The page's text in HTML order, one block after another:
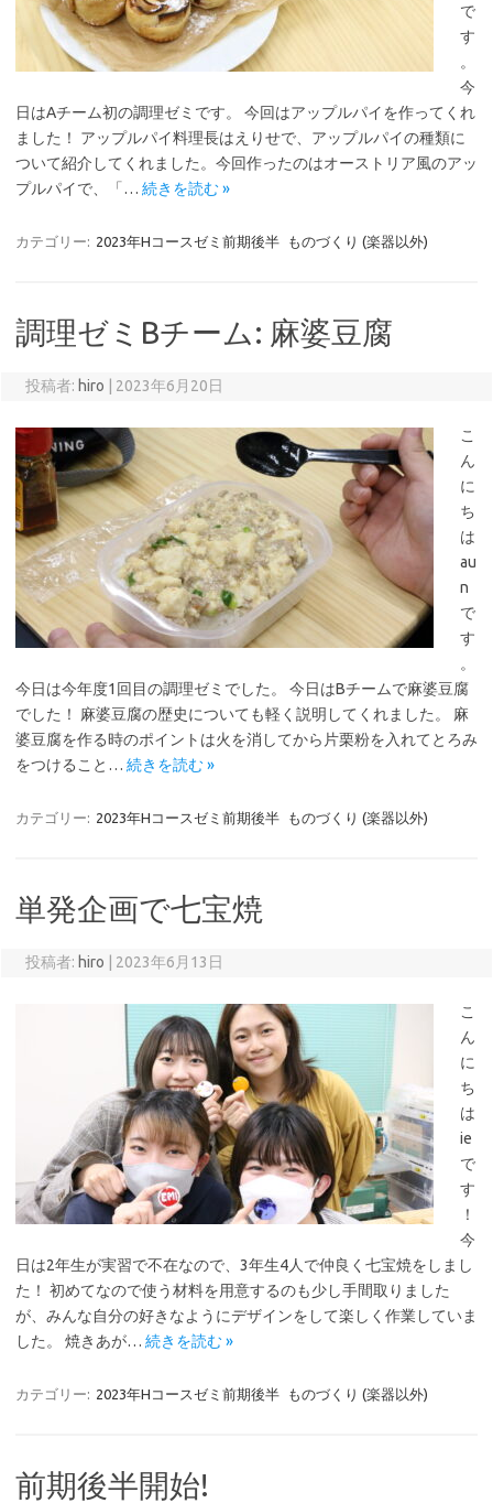
で
す
。
今
日はAチーム初の調理ゼミです。 今回はアップルパイを作ってくれ
ました！ アップルパイ料理長はえりせで、アップルパイの種類に
ついて紹介してくれました。今回作ったのはオーストリア風のアッ
プルパイで、「… 続きを読む »
カテゴリー: 2023年Hコースゼミ前期後半 ものづくり (楽器以外)
調理ゼミBチーム: 麻婆豆腐
投稿者: hiro 2023年6月20日
こ
ん
に
ち
は
au
n
で
す
。
今日は今年度1回目の調理ゼミでした。 今日はBチームで麻婆豆腐
でした！ 麻婆豆腐の歴史についても軽く説明してくれました。 麻
婆豆腐を作る時のポイントは火を消してから片栗粉を入れてとろみ
をつけること… 続きを読む »
カテゴリー: 2023年Hコースゼミ前期後半 ものづくり (楽器以外)
単発企画で七宝焼
投稿者: hiro 2023年6月13日
こ
ん
に
ち
は
ie
で
す
！
今
日は2年生が実習で不在なので、3年生4人で仲良く七宝焼をしまし
た！ 初めてなので使う材料を用意するのも少し手間取りました
が、みんな自分の好きなようにデザインをして楽しく作業していま
した。 焼きあが… 続きを読む »
カテゴリー: 2023年Hコースゼミ前期後半 ものづくり (楽器以外)
前期後半開始!